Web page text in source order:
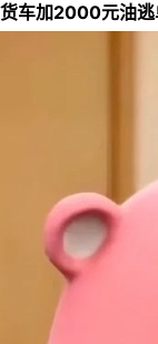
货车加2000元油逃